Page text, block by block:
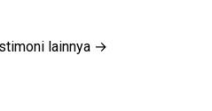
lainnya →